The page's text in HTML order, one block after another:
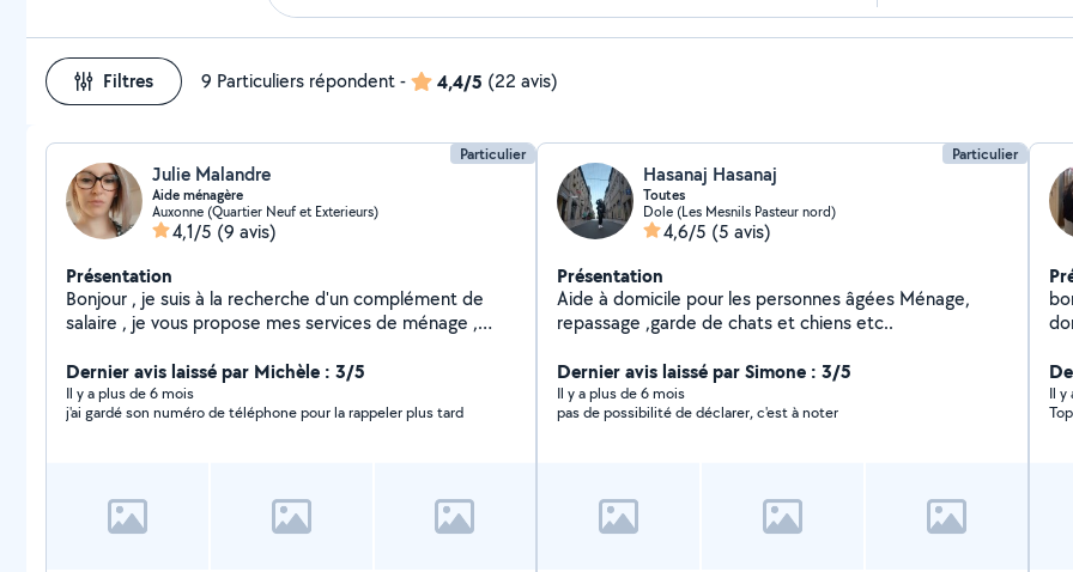
Filtres 9 Particuliers répondent- 4,4/5 (22 avis)
Particulier
Julie Malandre
Aide ménagère
Auxonne (Quartier Neuf et Exterieurs)
4,1/5 (9 avis)
Présentation
Bonjour , je suis à la recherche d'un complément de
salaire , je vous propose mes services de ménage ,
Dernier avis laissé par Michèle : 3/5
Il y a plus de 6 mois
j'ai gardé son numéro de téléphone pour la rappeler plus tard
Particulier
Hasanaj Hasanaj
Toutes
Dole (Les Mesnils Pasteur nord)
4,6/5 (5 avis)
Présentation
Aide à domicile pour les personnes âgées Ménage,
repassage ,garde de chats et chiens etc..
Dernier avis laissé par Simone : 3/5
Il y a plus de 6 mois
pas de possibilité de déclarer, c'est à noter
Il y
Top